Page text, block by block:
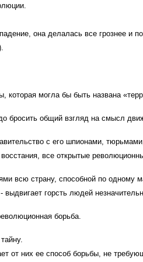
она делалась все грознее и
могла бы быть названа
бросить общий взгляд на смысл
с его шпионами,
все открытые
всю страну, способной по
горсть людей
борьба.
от них ее способ борьбы, не